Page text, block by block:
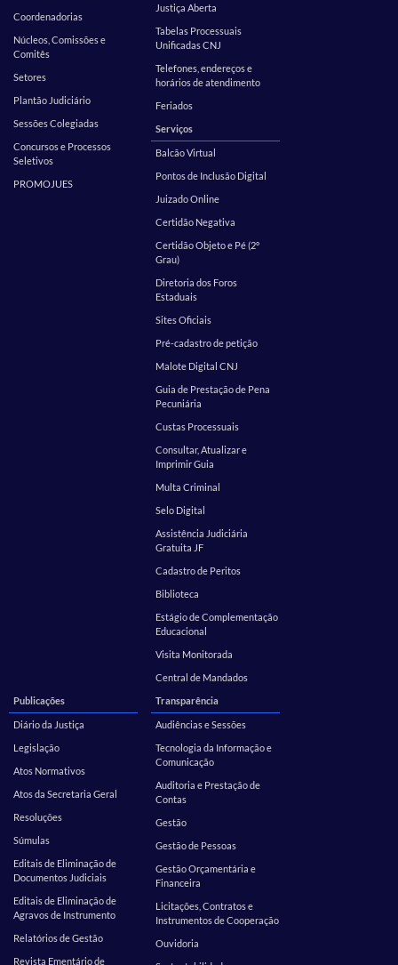
Coordenadorias
Núcleos, Comissões e
Comitês
Setores
Plantão Judiciário
Sessões Colegiadas
Concursos e Processos
Seletivos
PROMOJUES
Justiça Aberta
Tabelas Processuais
Unificadas CNJ
Telefones, endereços e
horários de atendimento
Feriados
Serviços
Balcão Virtual
Pontos de Inclusão Digital
Juizado Online
Certidão Negativa
Certidão Objeto e Pé (2º
Grau)
Diretoria dos Foros
Estaduais
Sites Oficiais
Pré-cadastro de petição
Malote Digital CNJ
Guia de Prestação de Pena
Pecuniária
Custas Processuais
Consultar, Atualizar e
Imprimir Guia
Multa Criminal
Selo Digital
Assistência Judiciária
Gratuita JF
Cadastro de Peritos
Biblioteca
Estágio de Complementação
Educacional
Visita Monitorada
Central de Mandados
Publicações
Diário da Justiça
Legislação
Atos Normativos
Atos da Secretaria Geral
Resoluções
Súmulas
Editais de Eliminação de
Documentos Judiciais
Editais de Eliminação de
Agravos de Instrumento
Relatórios de Gestão
Revista Ementário de
Transparência
Audiências e Sessões
Tecnologia da Informação e
Comunicação
Auditoria e Prestação de
Contas
Gestão
Gestão de Pessoas
Gestão Orçamentária e
Financeira
Licitações, Contratos e
Instrumentos de Cooperação
Ouvidoria